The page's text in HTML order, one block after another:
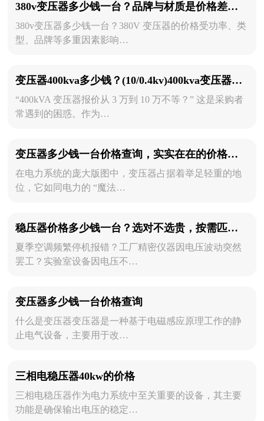
380v变压器多少钱一台？品牌与材质是价格差异的关键
380v变压器多少钱一台？380V 变压器的价格受功率、类
型、品牌等多重因素影响…
变压器400kva多少钱？(10/0.4kv)400kva变压器价格多少钱一台
“400kVA 变压器报价从 3 万到 10 万不等？” 这是采购者
常遇到的困惑。作为…
变压器多少钱一台价格查询，实实在在的价格优惠！
在电力系统的庞大版图中，变压器占据着举足轻重的地
位，它如同电力的 “魔法…
稳压器价格多少钱一台？选对不选贵，按需匹配更省钱！
夏季空调频繁停机报错？工厂精密仪器因电压波动突然
罢工？实验室设备因电压不…
变压器多少钱一台价格查询
什么是变压器变压器‌是一种基于电磁感应原理工作的静
止电气设备，主要用于改…
三相电稳压器40kw的价格
三相电稳压器作为电力系统中至关重要的设备，其主要
功能是确保输出电压的稳定…